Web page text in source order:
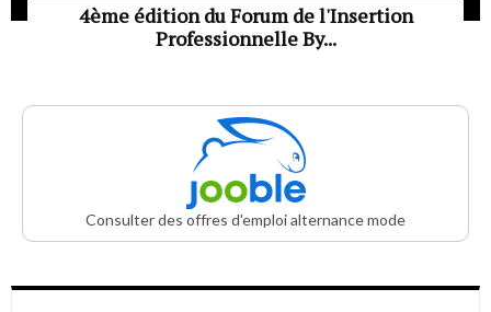
4ème édition du Forum de l'Insertion
Professionnelle By...
Consulter des offres d'emploi alternance mode